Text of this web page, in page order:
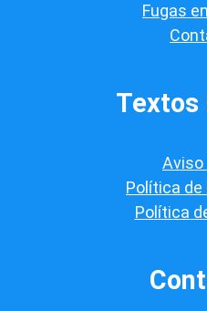
Fugas
Textos
Aviso
Política de
Política